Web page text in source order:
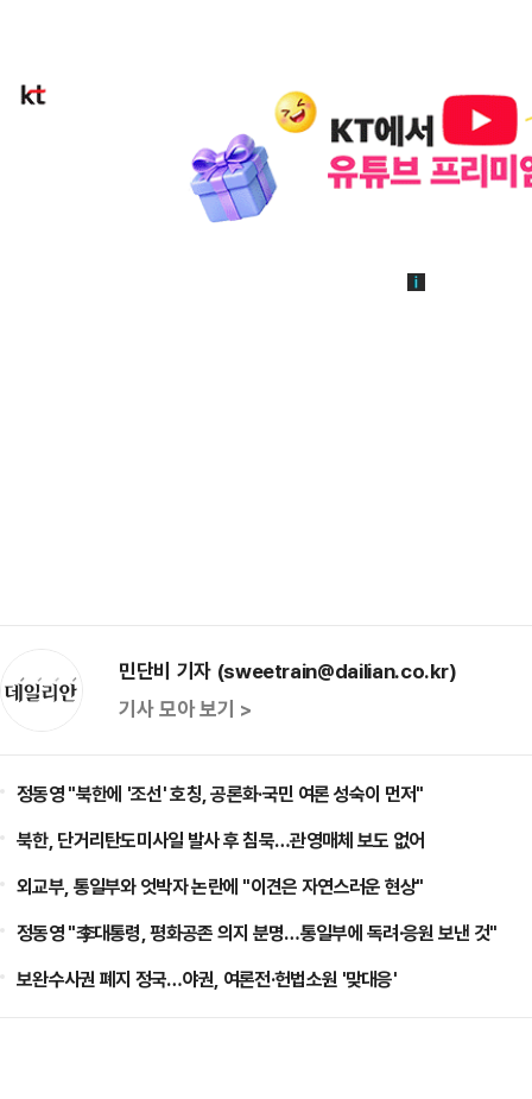
민단비 기자 (sweetrain@dailian.co.kr)
기사 모아 보기 >
정동영 "북한에 '조선' 호칭, 공론화·국민 여론 성숙이 먼저"
북한, 단거리탄도미사일 발사 후 침묵…관영매체 보도 없어
외교부, 통일부와 엇박자 논란에 "이견은 자연스러운 현상"
정동영 "李대통령, 평화공존 의지 분명…통일부에 독려·응원 보낸 것"
보완수사권 폐지 정국…야권, 여론전·헌법소원 '맞대응'